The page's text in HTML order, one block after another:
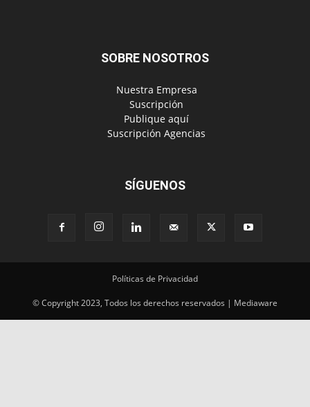
SOBRE NOSOTROS
‎ Nuestra Empresa
‎ Suscripción
‎ Publique aquí
‎ Suscripción Agencias
SÍGUENOS
Políticas de Privacidad
© Copyright 2023, Todos los derechos reservados | Mediaware